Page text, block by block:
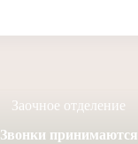
Заочное отделение
Звонки принимаются